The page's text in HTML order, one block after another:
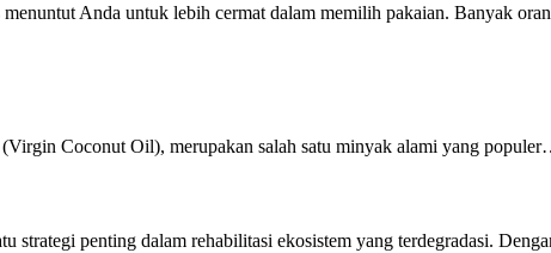
Anda untuk lebih cermat dalam memilih pakaian. Banyak
Coconut Oil), merupakan salah satu minyak alami yang
strategi penting dalam rehabilitasi ekosistem yang terdegradasi.